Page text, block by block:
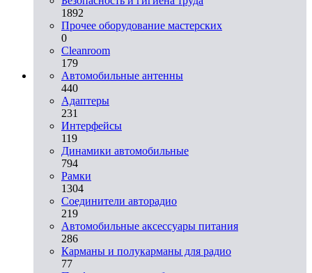
1892
Прочее оборудование мастерских
0
Cleanroom
179
Автомобильные антенны
440
Адаптеры
231
Интерфейсы
119
Динамики автомобильные
794
Рамки
1304
Соединители авторадио
219
Автомобильные аксессуары питания
286
Карманы и полукарманы для радио
77